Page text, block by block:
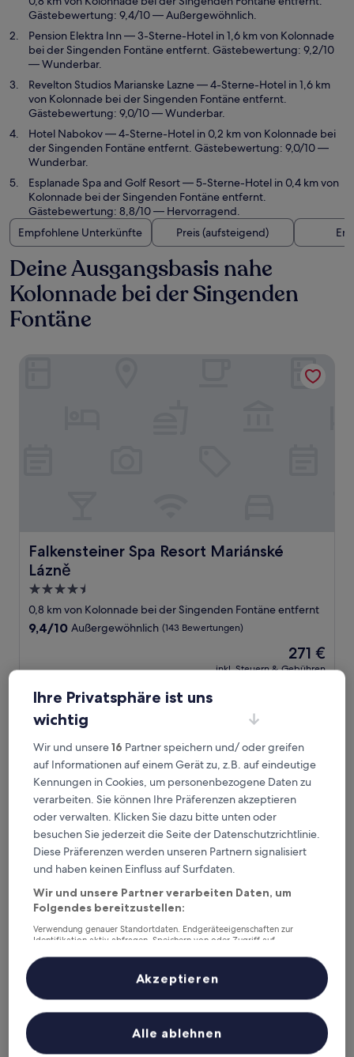
Gästebewertung: 9,4/10 — Außergewöhnlich.
Pension Elektra Inn— 3-Sterne-Hotel in 1,6 km von Kolonnade
bei der Singenden Fontäne entfernt. Gästebewertung: 9,2/10
— Wunderbar.
Revelton Studios Marianske Lazne— 4-Sterne-Hotel in 1,6 km
von Kolonnade bei der Singenden Fontäne entfernt.
Gästebewertung: 9,0/10 — Wunderbar.
Hotel Nabokov— 4-Sterne-Hotel in 0,2 km von Kolonnade bei
der Singenden Fontäne entfernt. Gästebewertung: 9,0/10 —
Wunderbar.
Esplanade Spa and Golf Resort— 5-Sterne-Hotel in 0,4 km von
Kolonnade bei der Singenden Fontäne entfernt.
Gästebewertung: 8,8/10 — Hervorragend.
Empfohlene Unterkünfte
Preis (aufsteigend)
Deine Ausgangsbasis nahe
Kolonnade bei der Singenden
Fontäne
Falkensteiner Spa Resort Mariánské
Lázně
Falkensteiner Spa Resort Mariánské Lázně
4.5-
Sterne-
Unterkunft
0,8 km von Kolonnade bei der Singenden Fontäne entfernt
9.4
Außergewöhnlich,
Bewertungen)
9,4/10 Außergewöhnlich (143 Bewertungen)
Der
Preis
271 €
inkl. Steuern & Gebühren
Pension Elektra Inn
Pension Elektra Inn
3.0-
Sterne-
Unterkunft
1,6 km von Kolonnade bei der Singenden Fontäne entfernt
9.2
von
10,
Wunderbar,
(22
9,2/10 Wunderbar (22 Bewertungen)
Preis
beträgt
80 €
inkl. Steuern & Gebühren
9. Aug.–10. Aug.
Pension Elektra Inn
Revelton Studios Marianske Lazne
Ihre Privatsphäre ist uns
wichtig
Wir und unsere16 Partner speichern und/ oder greifen
auf Informationen auf einem Gerät zu, z.B. auf eindeutige
Kennungen in Cookies, um personenbezogene Daten zu
verarbeiten. Sie können Ihre Präferenzen akzeptieren
oder verwalten. Klicken Sie dazu bitte unten oder
besuchen Sie jederzeit die Seite der Datenschutzrichtlinie.
Diese Präferenzen werden unseren Partnern signalisiert
und haben keinen Einfluss auf Surfdaten.
Wir und unsere Partner verarbeiten Daten, um
Folgendes bereitzustellen:
Verwendung genauer Standortdaten. Endgeräteeigenschaften zur
Identifikation aktiv abfragen. Speichern von oder Zugriff auf
Inhalte, Messung von Werbeleistung und der Performance von Inhalten,
Zielgruppenforschung sowie Entwicklung und Verbesserung von
Liste der Partner (Lieferanten)
Alle ablehnen
Akzeptieren